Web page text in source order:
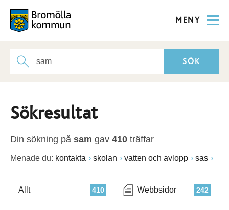
MENY
Sökresultat
Din sökning på sam gav 410 träffar
Menade du: kontakta skolan vatten och avlopp sas
410
Allt 242
Webbsidor